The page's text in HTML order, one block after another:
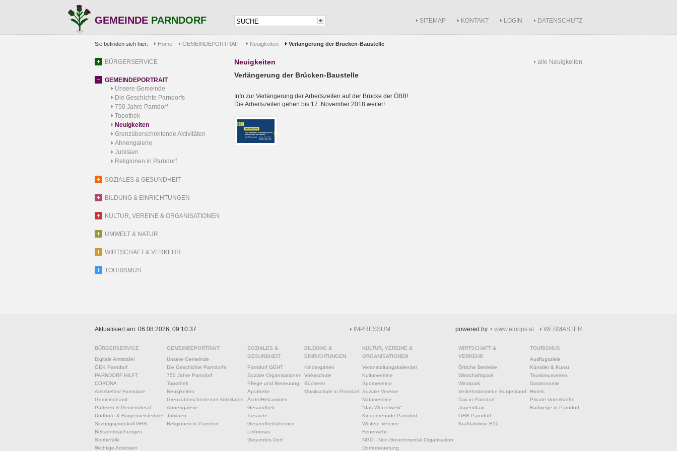
GEMEINDE PARNDORF SITEMAP KONTAKT LOGIN DATENSCHUTZ
Sie befinden sich hier: Home GEMEINDEPORTRAIT Neuigkeiten Verlängerung der Brücken-Baustelle
BÜRGERSERVICE
GEMEINDEPORTRAIT
Unsere Gemeinde
Die Geschichte Parndorfs
750 Jahre Parndorf
Topothek
Neuigkeiten
Grenzüberschreitende Aktivitäten
Ahnengalerie
Jubiläen
Religionen in Parndorf
SOZIALES & GESUNDHEIT
BILDUNG & EINRICHTUNGEN
KULTUR, VEREINE & ORGANISATIONEN
UMWELT & NATUR
WIRTSCHAFT & VERKEHR
TOURISMUS
alle Neuigkeiten
Neuigkeiten
Verlängerung der Brücken-Baustelle
Info zur Verlängerung der Arbeitszeiten auf der Brücke der ÖBB!
Die Arbeitszeiten gehen bis 17. November 2018 weiter!
Aktualisiert am: 06.08.2026; 09:10:37 IMPRESSUM powered by www.eloops.at WEBMASTER
BÜRGERSERVICE
Digitale Amtstafel
ÖEK Parndorf
PARNDORF HILFT
CORONA
Amtshelfer/ Formulare
Gemeindeamt
Parteien & Gemeinderat
Dorfbote & Bürgermeisterbrief
Sitzungsprotokoll GRS
Bekanntmachungen
Sterbefälle
Wichtige Adressen
GEMEINDEPORTRAIT
Unsere Gemeinde
Die Geschichte Parndorfs
750 Jahre Parndorf
Topothek
Neuigkeiten
Grenzüberschreitende Aktivitäten
Ahnengalerie
Jubiläen
Religionen in Parndorf
SOZIALES &
GESUNDHEIT
Parndorf GEHT
Soziale Organisationen
Pflege und Betreuung
Apotheke
Ärzte/Hebammen
Gesundheit
Tierärzte
Gesundheitsthemen
Leihomas
Gesundes Dorf
BILDUNG &
EINRICHTUNGEN
Kindergärten
Volksschule
Bücherei
Musikschule in Parndorf
KULTUR, VEREINE &
ORGANISATIONEN
Veranstaltungskalender
Kulturvereine
Sportvereine
Soziale Vereine
Naturvereine
"das Wurzelwerk"
Kinderfreunde Parndorf
Weitere Vereine
Feuerwehr
NGO - Non-Governmental Organisation
Dorferneuerung
WIRTSCHAFT &
VERKEHR
Örtliche Betriebe
Wirtschaftspark
Windpark
Verkehrsbetriebe Burgenland
Taxi in Parndorf
Jugendtaxi
ÖBB Parndorf
Kraftfahrlinie B10
TOURISMUS
Ausflugsziele
Künstler & Kunst
Tourismusverein
Gastronomie
Hotels
Private Unterkünfte
Radwege in Parndorf